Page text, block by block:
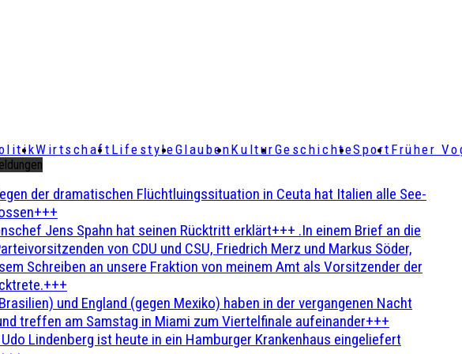
Wirtschaft LifestyleGlaubenKulturGeschichteSport Früher
der dramatischen Flüchtluingssituation in Ceuta hat Italien alle See-
Jens Spahn hat seinen Rücktritt erklärt+++ .In einem Brief an die
von CDU und CSU, Friedrich Merz und Markus Söder,
Schreiben an unsere Fraktion von meinem Amt als Vorsitzender der
und England (gegen Mexiko) haben in der vergangenen Nacht
treffen am Samstag in Miami zum Viertelfinale aufeinander+++
Lindenberg ist heute in ein Hamburger Krankenhaus eingeliefert